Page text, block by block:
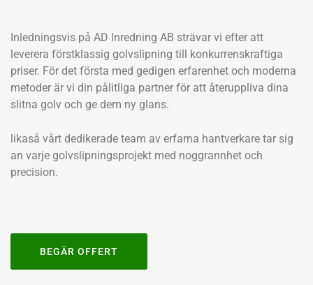
Inledningsvis på AD Inredning AB strävar vi efter att
leverera förstklassig golvslipning till konkurrenskraftiga
priser. För det första med gedigen erfarenhet och moderna
metoder är vi din pålitliga partner för att återuppliva dina
slitna golv och ge dem ny glans.
likaså vårt dedikerade team av erfarna hantverkare tar sig
an varje golvslipningsprojekt med noggrannhet och
precision.
BEGÄR OFFERT